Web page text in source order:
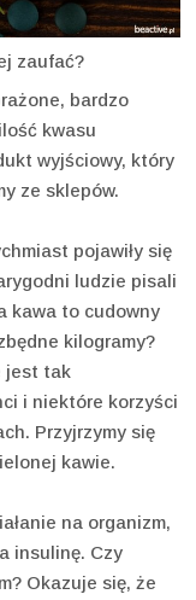
zaufać?
bardzo
kwasu
wyjściowy, który
ze sklepów.
pojawiły się
ludzie pisali
kawa to cudowny
kilogramy?
jest tak
i niektóre korzyści
Przyjrzymy się
kawie.
na organizm,
insulinę. Czy
Okazuje się, że